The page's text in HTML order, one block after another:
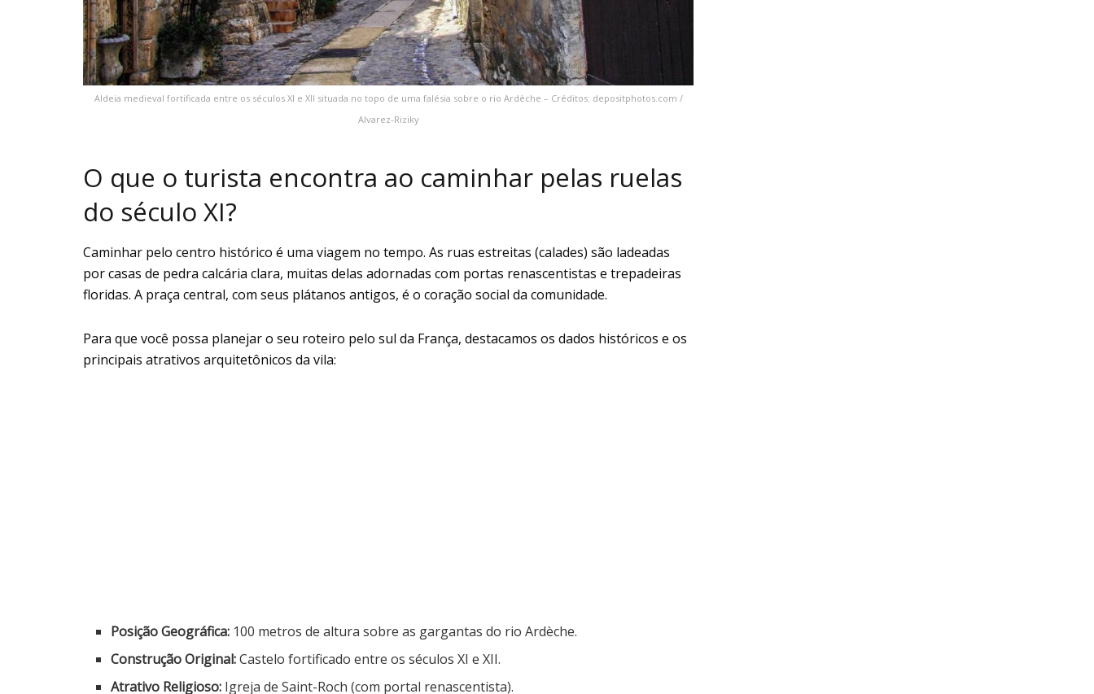
Aldeia medieval fortificada entre os séculos XI e XII situada no topo de uma falésia sobre o rio Ardèche – Créditos: depositphotos.com /
Alvarez-Riziky
O que o turista encontra ao caminhar pelas ruelas
do século XI?
Caminhar pelo centro histórico é uma viagem no tempo. As ruas estreitas (calades) são ladeadas
por casas de pedra calcária clara, muitas delas adornadas com portas renascentistas e trepadeiras
floridas. A praça central, com seus plátanos antigos, é o coração social da comunidade.
Para que você possa planejar o seu roteiro pelo sul da França, destacamos os dados históricos e os
principais atrativos arquitetônicos da vila:
Posição Geográfica: 100 metros de altura sobre as gargantas do rio Ardèche.
Construção Original:Castelo fortificado entre os séculos XI e XII.
Atrativo Religioso: Igreja de Saint-Roch (com portal renascentista).